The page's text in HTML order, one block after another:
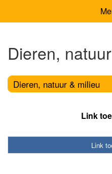
Dieren,
Dieren, natuur & milieu
Link
Link